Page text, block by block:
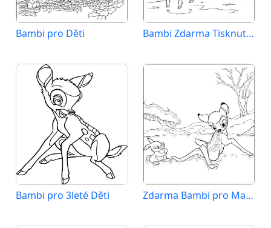
Bambi pro Děti Bambi Zdarma Tisknutelný
Bambi pro 3leté Děti Zdarma Bambi pro Malé Děti